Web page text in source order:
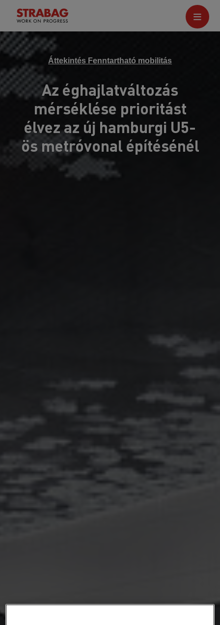
Áttekintés Fenntartható mobilitás
Az éghajlatváltozás
mérséklése prioritást
élvez az új hamburgi U5-
ös metróvonal építésénél